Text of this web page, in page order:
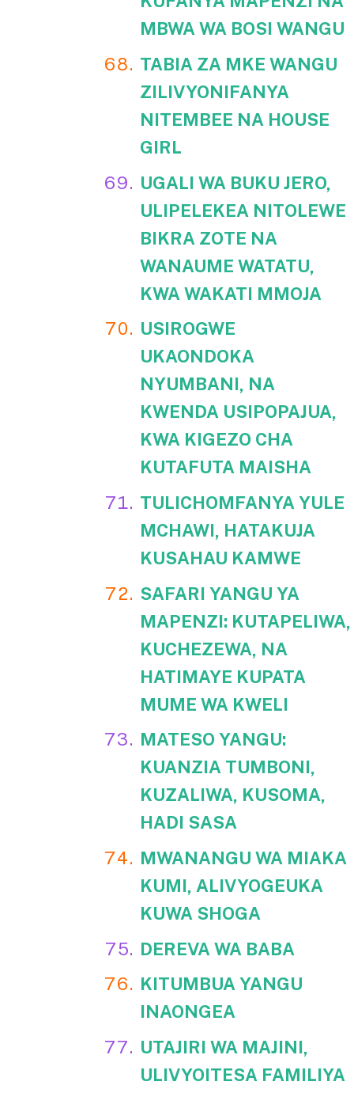
MBWA WA BOSI WANGU
TABIA ZA MKE WANGU
ZILIVYONIFANYA
NITEMBEE NA HOUSE
GIRL
UGALI WA BUKU JERO,
ULIPELEKEA NITOLEWE
BIKRA ZOTE NA
WANAUME WATATU,
KWA WAKATI MMOJA
USIROGWE
UKAONDOKA
NYUMBANI, NA
KWENDA USIPOPAJUA,
KWA KIGEZO CHA
KUTAFUTA MAISHA
TULICHOMFANYA YULE
MCHAWI, HATAKUJA
KUSAHAU KAMWE
SAFARI YANGU YA
MAPENZI: KUTAPELIWA,
KUCHEZEWA, NA
HATIMAYE KUPATA
MUME WA KWELI
MATESO YANGU:
KUANZIA TUMBONI,
KUZALIWA, KUSOMA,
HADI SASA
MWANANGU WA MIAKA
KUMI, ALIVYOGEUKA
KUWA SHOGA
DEREVA WA BABA
KITUMBUAYANGU
INAONGEA
UTAJIRI WA MAJINI,
ULIVYOITESA FAMILIYA